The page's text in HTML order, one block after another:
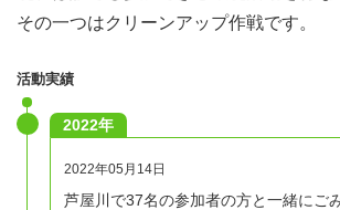
その一つはクリーンアップ作戦です。
活動実績
2022年
2022年05月14日
芦屋川で37名の参加者の方と一緒にご